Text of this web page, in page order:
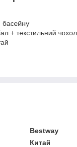
басейну
+ текстильний чохол
Bestway
Китай